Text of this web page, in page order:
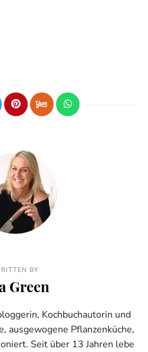
BY
Green
Kochbuchautorin und
ausgewogene Pflanzenküche,
Seit über 13 Jahren lebe